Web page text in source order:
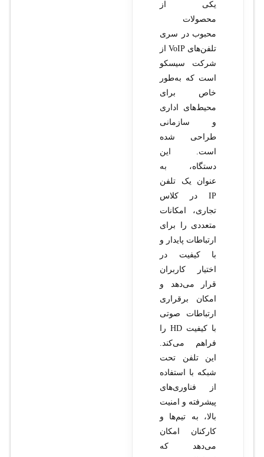
یکی از
محصولات
محبوب در سری
تلفن‌های VoIP از
شرکت سیسکو
است که به‌طور
خاص برای
محیط‌های اداری
و سازمانی
طراحی شده
است. این
دستگاه، به
عنوان یک تلفن
IP در کلاس
تجاری، امکانات
متعددی را برای
ارتباطات پایدار و
با کیفیت در
اختیار کاربران
قرار می‌دهد و
امکان برقراری
ارتباطات صوتی
با کیفیت HD را
فراهم می‌کند.
این تلفن تحت
شبکه با استفاده
از فناوری‌های
پیشرفته و امنیت
بالا، به تیم‌ها و
کارکنان امکان
می‌دهد که